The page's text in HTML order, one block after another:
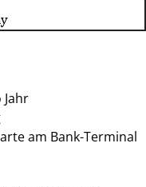
am Bank-Terminal